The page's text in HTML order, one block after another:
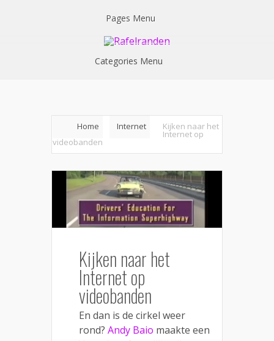
Pages Menu
Categories Menu
Home Internet Kijken naar het
Internet op
videobanden
Kijken naar het
Internet op
videobanden
En dan is de cirkel weer
rond? Andy Baio maakte een